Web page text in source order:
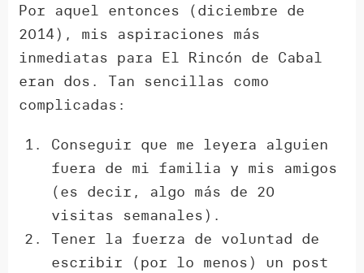
Por aquel entonces (diciembre de
2014), mis aspiraciones más
inmediatas para El Rincón de Cabal
eran dos. Tan sencillas como
complicadas:
Conseguir que me leyera alguien
fuera de mi familia y mis amigos
(es decir, algo más de 20
visitas semanales).
Tener la fuerza de voluntad de
escribir (por lo menos) un post